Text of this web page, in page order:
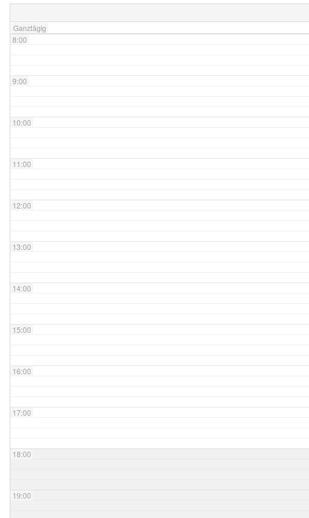
Ganztägig
8:00
9:00
10:00
11:00
12:00
13:00
14:00
15:00
16:00
17:00
18:00
19:00